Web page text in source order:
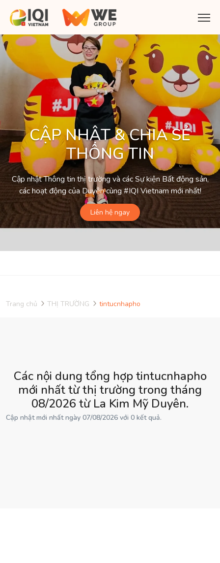
CẬP NHẬT & CHIA SẺ
THÔNG TIN
Cập nhật Thông tin thị trường và các Sự kiện Bất động sản,
các hoạt động của Duyên cùng #IQI Vietnam mới nhất!
Liên hệ ngay
Trang chủ THỊ TRƯỜNG tintucnhapho
Các nội dung tổng hợp tintucnhapho
mới nhất từ thị trường trong tháng
08/2026 từ La Kim Mỹ Duyên.
Cập nhật mới nhất ngày 07/08/2026 với 0 kết quả.